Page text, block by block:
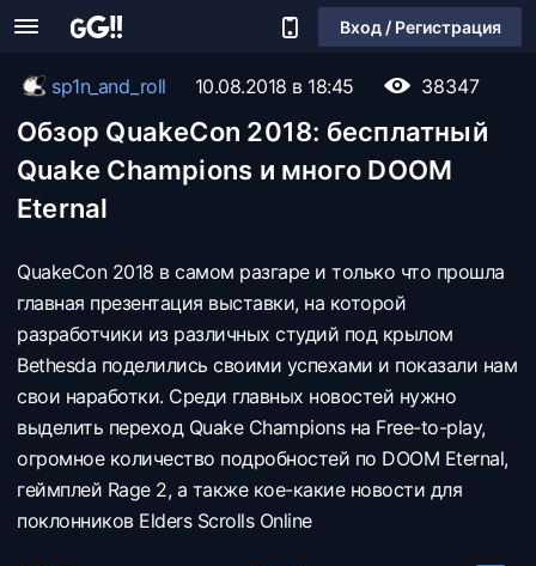
Вход / Регистрация
sp1n_and_roll 10.08.2018 в 18:45 38347
Обзор QuakeCon 2018: бесплатный
Quake Champions и много DOOM
Eternal
QuakeCon 2018 в самом разгаре и только что прошла
главная презентация выставки, на которой
разработчики из различных студий под крылом
Bethesda поделились своими успехами и показали нам
свои наработки. Среди главных новостей нужно
выделить переход Quake Champions на Free-to-play,
огромное количество подробностей по DOOM Eternal,
геймплей Rage 2, а также кое-какие новости для
поклонников Elders Scrolls Online